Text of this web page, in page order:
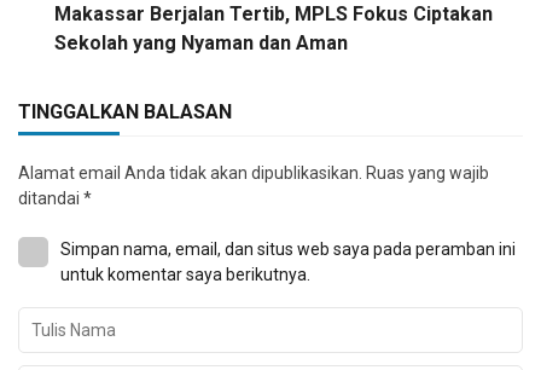
Makassar Berjalan Tertib, MPLS Fokus Ciptakan
Sekolah yang Nyaman dan Aman
TINGGALKAN BALASAN
Alamat email Anda tidak akan dipublikasikan. Ruas yang wajib
ditandai *
Simpan nama, email, dan situs web saya pada peramban ini
untuk komentar saya berikutnya.